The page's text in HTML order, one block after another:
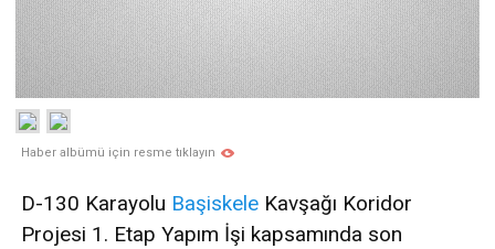
Haber albümü için resme tıklayın
D-130 Karayolu Başiskele Kavşağı Koridor
Projesi 1. Etap Yapım İşi kapsamında son